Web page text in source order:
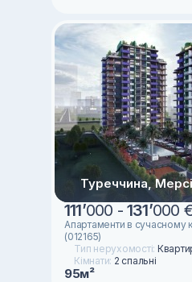
Туреччина,
111’000 -131’000
Апартаменти в сучасному
(012165)
Тип нерухомості:
Кімнати: 2 спальні
95м²